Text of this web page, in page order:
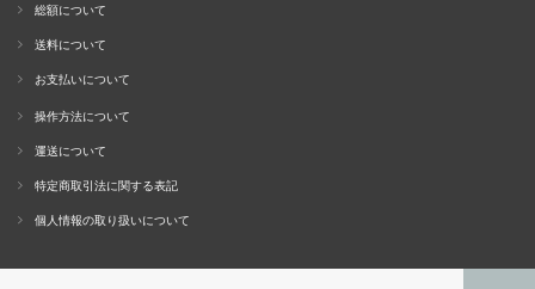
総額について
送料について
お支払いについて
操作方法について
運送について
特定商取引法に関する表記
個人情報の取り扱いについて